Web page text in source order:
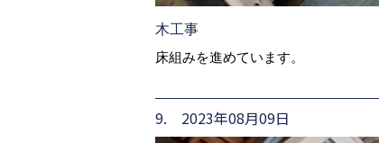
木工事
床組みを進めています。
9. 2023年08月09日